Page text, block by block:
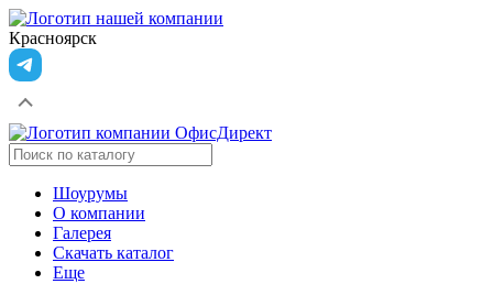
Красноярск
Шоурумы
О компании
Галерея
Скачать каталог
Еще